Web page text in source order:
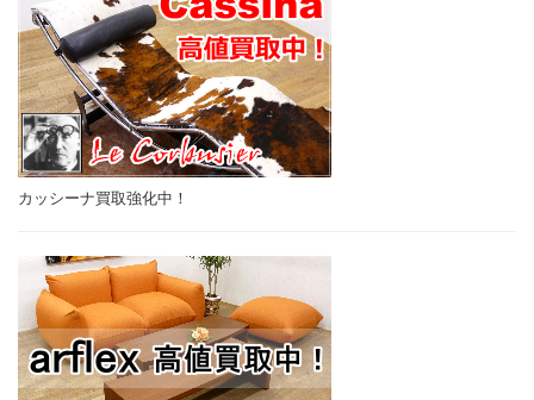
カッシーナ買取強化中！